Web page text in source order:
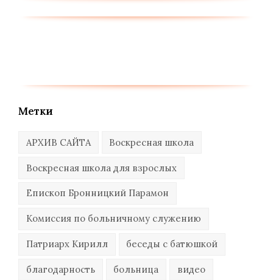
Метки
АРХИВ САЙТА Воскресная школа
Воскресная школа для взрослых
Епископ Бронницкий Парамон
Комиссия по больничному служению
Патриарх Кирилл беседы с батюшкой
благодарность больница видео